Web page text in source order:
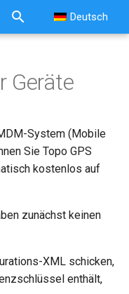
Deutsch
Geräte
System (Mobile
Sie Topo GPS
kostenlos auf
zunächst keinen
XML schicken,
enthält,